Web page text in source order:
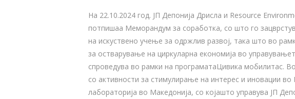
На 22.10.2024 год. ЈП Депонија Дрисла и Resource
потпишаа Меморандум за соработка, со што го
на искуствено учење за одржлив развој, така што во
за остварување на циркуларна економија во
спроведува во рамки на програматаЦивика мобилитас.
со активности за стимулирање на интерес и иновации
лабораторија во Македонија, со којашто управува ЈП